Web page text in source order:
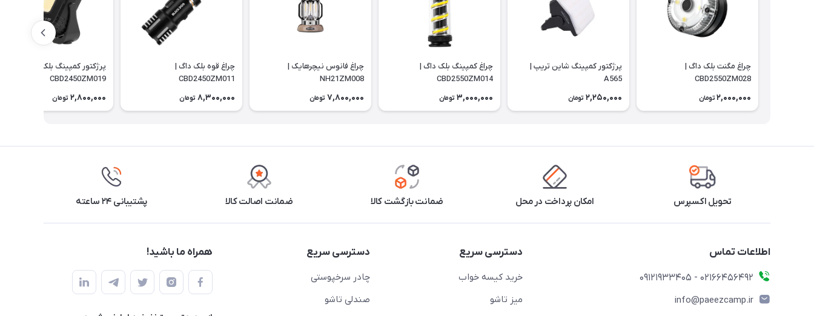
چراغ مگنت بلک داگ |
CBD2550ZM028
2,000,000 تومان
پرژکتور کمپینگ شاین تریپ |
A565
2,250,000 تومان
چراغ کمپینگ بلک داگ |
CBD2550ZM014
3,000,000 تومان
چراغ فانوس نیچرهایک |
NH21ZM008
7,800,000 تومان
چراغ قوه بلک داگ |
CBD2450ZM011
8,300,000 تومان
پرژکتور کمپینگ بلک داگ |
CBD2450ZM019
2,800,000 تومان
تحویل اکسپرس امکان پرداخت در محل ضمانت بازگشت کالا ضمانت اصالت کالا پشتیبانی ۲۴ ساعته
اطلاعات تماس
02166456492 - 09121933405
info@paeezcamp.ir
دسترسی سریع
خرید کیسه خواب
میز تاشو
دسترسی سریع
چادر سرخپوستی
صندلی تاشو
همراه ما باشید!